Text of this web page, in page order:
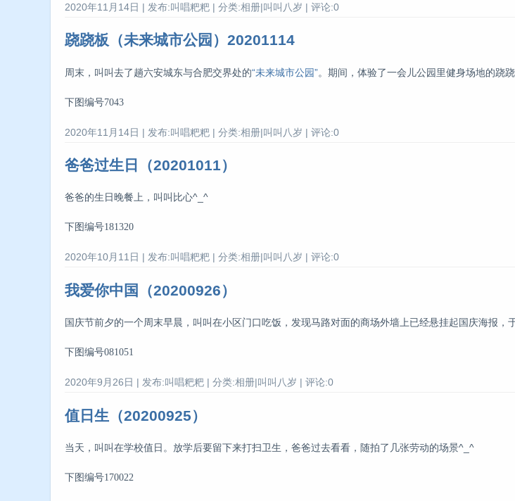
2020年11月14日 | 发布:叫唱粑粑 | 分类:相册|叫叫八岁 | 评论:0
跷跷板（未来城市公园）20201114
周末，叫叫去了趟六安城东与合肥交界处的“未来城市公园”。期间，体验了一会儿公园里健身场地的跷
下图编号7043
2020年11月14日 | 发布:叫唱粑粑 | 分类:相册|叫叫八岁 | 评论:0
爸爸过生日（20201011）
爸爸的生日晚餐上，叫叫比心^_^
下图编号181320
2020年10月11日 | 发布:叫唱粑粑 | 分类:相册|叫叫八岁 | 评论:0
我爱你中国（20200926）
国庆节前夕的一个周末早晨，叫叫在小区门口吃饭，发现马路对面的商场外墙上已经悬挂起国庆海报，
下图编号081051
2020年9月26日 | 发布:叫唱粑粑 | 分类:相册|叫叫八岁 | 评论:0
值日生（20200925）
当天，叫叫在学校值日。放学后要留下来打扫卫生，爸爸过去看看，随拍了几张劳动的场景^_^
下图编号170022